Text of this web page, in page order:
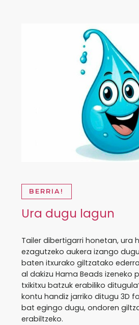
BERRIA!
Ura dugu lagun
Tailer dibertigarri honetan, ura
ezagutzeko aukera izango
baten itxurako giltzatako
al dakizu Hama Beads izeneko
txikitxu batzuk erabiliko
kontu handiz jarriko ditugu 3D
bat egingo dugu, ondoren
erabiltzeko.